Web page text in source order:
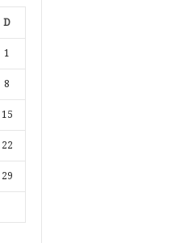
D
1
8
15
22
29